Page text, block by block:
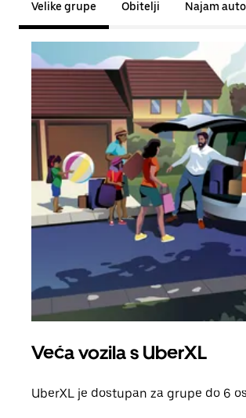
Velike grupe Obitelji Najam
Veća vozila s UberXL
UberXL je dostupan za grupe do 6